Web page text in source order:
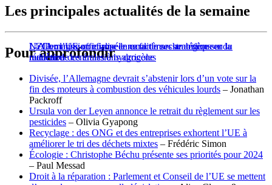
Les principales actualités de la semaine
NZIA : l’UE officialise le caractère « stratégique » du
nucléaire
La Commission européenne fait marche arrière sur la
réduction des émissions agricoles
L’Allemagne confirme le recul de ses ambitions en
matière de centrales à hydrogène
Pour approfondir
Divisée, l’Allemagne devrait s’abstenir lors d’un vote sur la
fin des moteurs à combustion des véhicules lourds – Jonathan
Packroff
Ursula von der Leyen annonce le retrait du règlement sur les
pesticides – Olivia Gyapong
Recyclage : des ONG et des entreprises exhortent l’UE à
améliorer le tri des déchets mixtes – Frédéric Simon
Écologie : Christophe Béchu présente ses priorités pour 2024
– Paul Messad
Droit à la réparation : Parlement et Conseil de l’UE se mettent